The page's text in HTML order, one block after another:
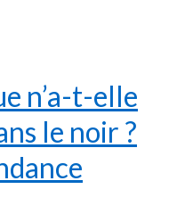
n’a-t-elle
le noir ?